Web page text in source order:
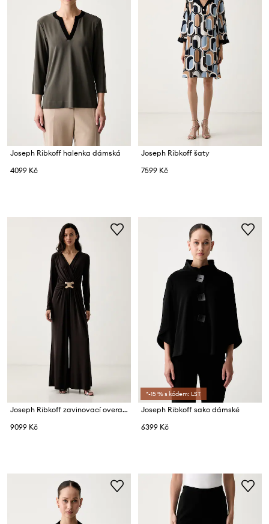
Joseph Ribkoff halenka dámská
4099 Kč
Joseph Ribkoff šaty
7599 Kč
Joseph Ribkoff zavinovací overal dámský
9099 Kč
*-15 % s kódem: LST
Joseph Ribkoff sako dámské
6399 Kč